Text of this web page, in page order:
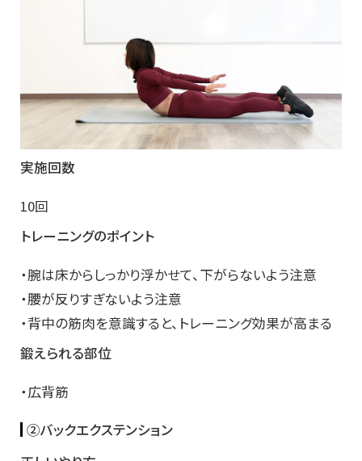
実施回数
10回
トレーニングのポイント
・腕は床からしっかり浮かせて、下がらないよう注意
・腰が反りすぎないよう注意
・背中の筋肉を意識すると、トレーニング効果が高まる
鍛えられる部位
・広背筋
②バックエクステンション